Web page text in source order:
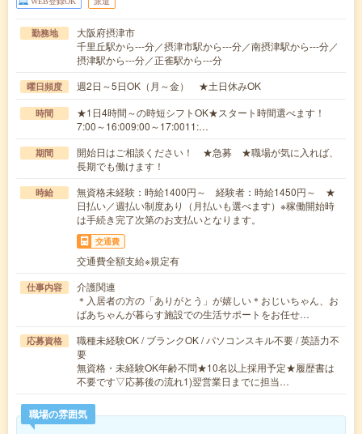
勤務地
大阪府摂津市
千里丘駅から---分／摂津市駅から---分／南摂津駅から---分／
摂津駅から---分／正雀駅から---分
曜日頻度 週2日～5日OK（月～金） ★土日休みOK
時間
★1日4時間～の時短シフトOK★スタート時間選べます！
7:00～16:009:00～17:0011:…
期間
開始日はご相談ください！ ★急募 ★職場が気に入れば、
長期でも働けます！
時給
無資格未経験：時給1400円～ 経験者：時給1450円～ ★
日払い／週払い制度あり（月払いも選べます）※稼働開始時
は手続き完了次第のお支払いとなります。
交通費
交通費全額支給※規定有
仕事内容
介護関連
＊入居者の方の「ありがとう」が嬉しい＊おじいちゃん、お
ばあちゃんが暮らす施設での生活サポートをお任せ…
応募資格
職種未経験OK / ブランクOK / パソコンスキル不要 / 英語力不
要
無資格・未経験OK年齢不問★10名以上採用予定★履歴書は
不要です▽応募後の流れ1)翌営業日までに担当…
職場の雰囲気